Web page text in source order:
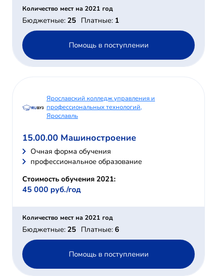
Количество мест на 2021 год
Бюджетные: 25 Платные: 1
Помощь в поступлении
Ярославский колледж управления и
профессиональных технологий,
Ярославль
15.00.00 Машиностроение
Очная форма обучения
профессиональное образование
Стоимость обучения 2021:
45 000 руб./год
Количество мест на 2021 год
Бюджетные: 25 Платные: 6
Помощь в поступлении